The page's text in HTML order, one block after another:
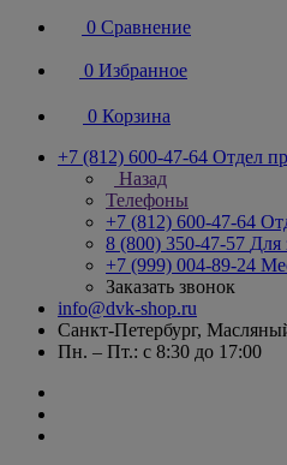
0 Сравнение
0 Избранное
0 Корзина
+7 (812) 600-47-64 Отдел
Назад
Телефоны
+7 (812) 600-47-64
8 (800) 350-47-57 Для
+7 (999) 004-89-24
Заказать звонок
info@dvk-shop.ru
Санкт-Петербург,
Пн. – Пт.: с 8:30 до 17:00